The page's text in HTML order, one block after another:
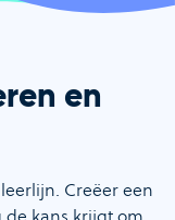
en
Creëer een